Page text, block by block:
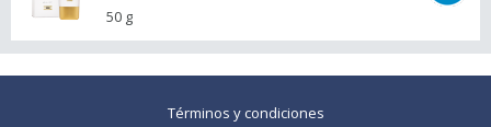
50 g
Términos y condiciones